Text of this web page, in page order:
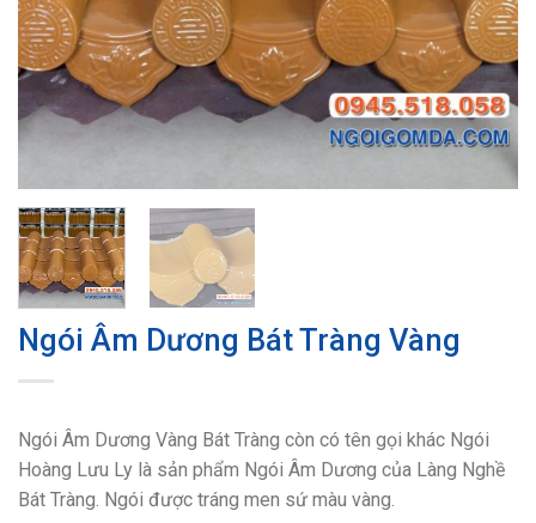
Ngói Âm Dương Bát Tràng Vàng
Ngói Âm Dương Vàng Bát Tràng còn có tên gọi khác Ngói
Hoàng Lưu Ly là sản phẩm Ngói Âm Dương của Làng Nghề
Bát Tràng. Ngói được tráng men sứ màu vàng.